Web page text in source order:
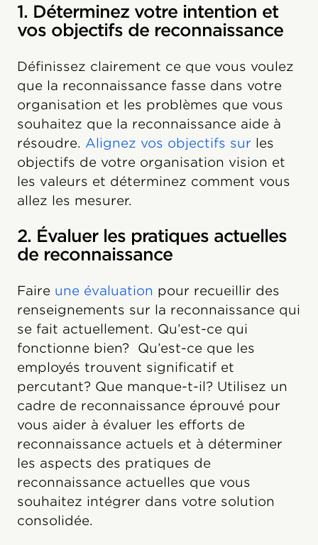
1. Déterminez votre intention et
vos objectifs de reconnaissance
Définissez clairement ce que vous voulez
que la reconnaissance fasse dans votre
organisation et les problèmes que vous
souhaitez que la reconnaissance aide à
résoudre. Alignez vos objectifs sur les
objectifs de votre organisation vision et
les valeurs et déterminez comment vous
allez les mesurer.
2. Évaluer les pratiques actuelles
de reconnaissance
Faire une évaluation pour recueillir des
renseignements sur la reconnaissance qui
se fait actuellement. Qu’est-ce qui
fonctionne bien? Qu’est-ce que les
employés trouvent significatif et
percutant? Que manque-t-il? Utilisez un
cadre de reconnaissance éprouvé pour
vous aider à évaluer les efforts de
reconnaissance actuels et à déterminer
les aspects des pratiques de
reconnaissance actuelles que vous
souhaitez intégrer dans votre solution
consolidée.